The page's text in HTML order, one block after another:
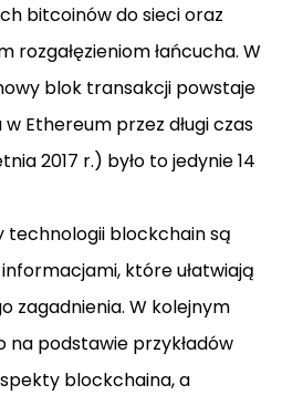
bitcoinów do sieci oraz
rozgałęzieniom łańcucha. W
blok transakcji powstaje
Ethereum przez długi czas
2017 r.) było to jedynie 14
technologii blockchain są
które ułatwiają
zagadnienia. W kolejnym
na podstawie przykładów
blockchaina, a